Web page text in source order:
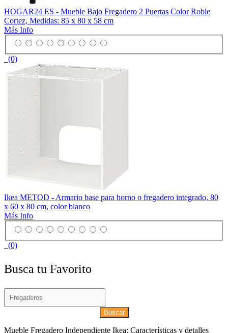
HOGAR24 ES - Mueble Bajo Fregadero 2 Puertas Color Roble
Cortez, Medidas: 85 x 80 x 58 cm
Más Info
(0)
Ikea METOD - Armario base para horno o fregadero integrado, 80
x 60 x 80 cm, color blanco
Más Info
(0)
Busca tu Favorito
Buscar
Mueble Fregadero Independiente Ikea: Características y detalles